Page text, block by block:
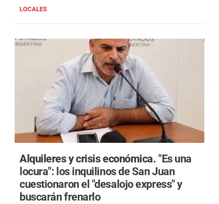
LOCALES
Alquileres y crisis económica."Es una
locura": los inquilinos de San Juan
cuestionaron el "desalojo express" y
buscarán frenarlo